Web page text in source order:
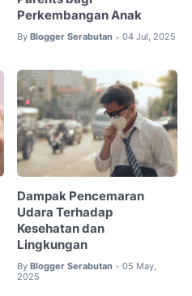
Perkembangan Anak
By Blogger Serabutan • 04 Jul, 2025
Dampak Pencemaran
Udara Terhadap
Kesehatan dan
Lingkungan
By Blogger Serabutan • 05 May,
2025